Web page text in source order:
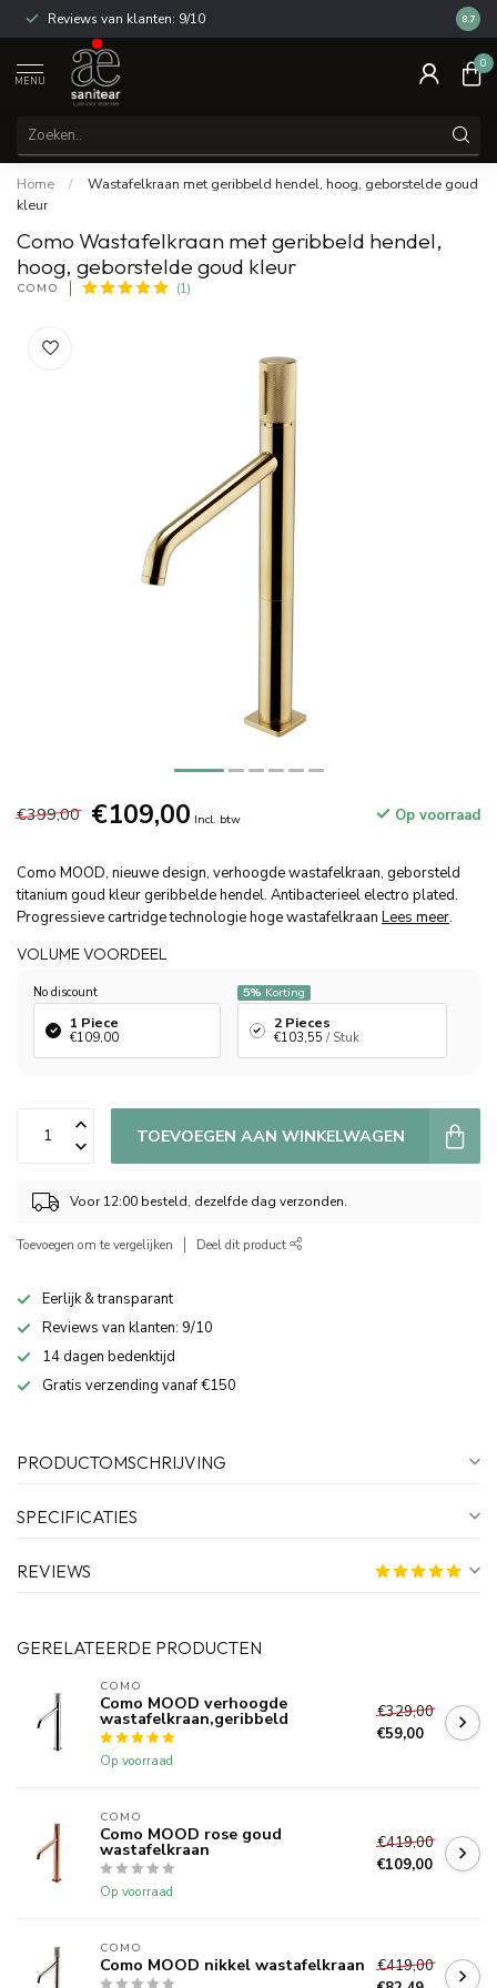
Reviews van klanten: 9/10 14
8.7
MENU
0
Home /
Wastafelkraan met geribbeld hendel, hoog, geborstelde goud
kleur
Como Wastafelkraan met geribbeld hendel,
hoog, geborstelde goud kleur
COMO (1)
€399,00 €109,00 Incl. btw Op voorraad
Como MOOD, nieuwe design, verhoogde wastafelkraan, geborsteld
titanium goud kleur geribbelde hendel. Antibacterieel electro plated.
Progressieve cartridge technologie hoge wastafelkraan Lees meer.
VOLUME VOORDEEL
No discount
1 Piece
€109,00
5% Korting
2 Pieces
€103,55 / Stuk
TOEVOEGEN AAN WINKELWAGEN
Voor 12:00 besteld, dezelfde dag verzonden.
Toevoegen om te vergelijken Deel dit product
Eerlijk & transparant
Reviews van klanten: 9/10
14 dagen bedenktijd
Gratis verzending vanaf €150
PRODUCTOMSCHRIJVING
SPECIFICATIES
REVIEWS
GERELATEERDE PRODUCTEN
COMO
Como MOOD verhoogde
wastafelkraan,geribbeld
Op voorraad
€329,00
€59,00
COMO
Como MOOD rose goud
wastafelkraan
Op voorraad
€419,00
€109,00
COMO
Como MOOD nikkel wastafelkraan
€419,00